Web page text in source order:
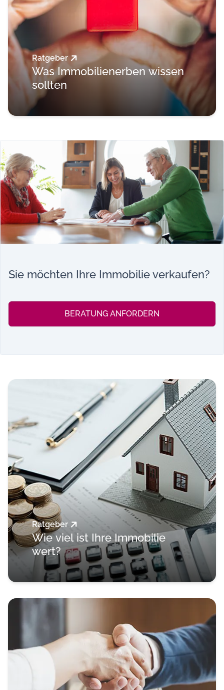
Ratgeber
Was Immobilienerben wissen
sollten
Sie möchten Ihre Immobilie verkaufen?
BERATUNG ANFORDERN
Ratgeber
Wie viel ist Ihre Immobilie
wert?